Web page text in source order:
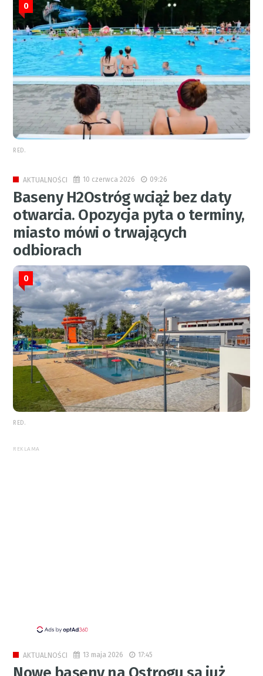
0
RED.
AKTUALNOŚCI 10 czerwca 2026 09:26
Baseny H2Ostróg wciąż bez daty
otwarcia. Opozycja pyta o terminy,
miasto mówi o trwających
odbiorach
0
RED.
REKLAMA
AKTUALNOŚCI 13 maja 2026 17:45